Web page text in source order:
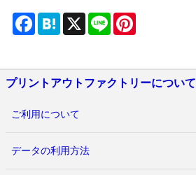
FacebookHatenaX Line
プリントアウトファクトリーについて
ご利用について
データの利用方法